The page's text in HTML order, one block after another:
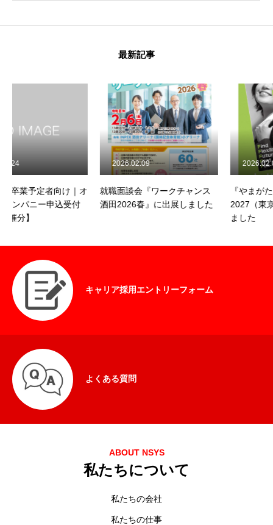
採用について RECRUITE
お問い合わせに関する個人情報の取り扱い
採用に関する個人情報の取り扱い
情報セキュリティ方針
品質方針
最新記事
｜オ
付
就職面談会『ワークチャンス
酒田2026春』に出展しました
『やまがたキャリアフェス
2027（東京会場）』 に出展
2026.02.09
キャリア採用エントリーフォーム
よくある質問
ABOUT NSYS
私たちについて
私たちの会社
私たちの仕事